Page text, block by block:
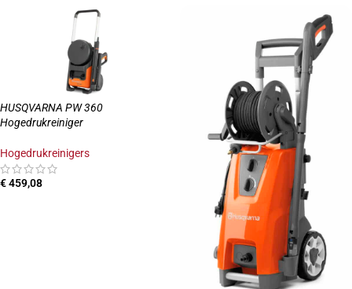
HUSQVARNA PW 360
Hogedrukreiniger
Hogedrukreinigers
€459,08